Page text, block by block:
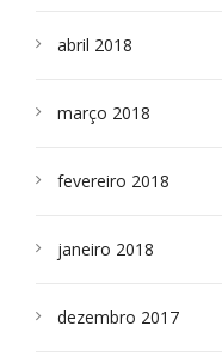
abril 2018
março 2018
fevereiro 2018
janeiro 2018
dezembro 2017